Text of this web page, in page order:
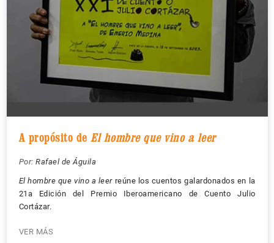
A propósito de El hombre que vino a leer
Por: Rafael de Águila
El hombre que vino a leerreúne los cuentos galardonados en la
21a Edición del Premio Iberoamericano de Cuento Julio
Cortázar.
VER MÁS